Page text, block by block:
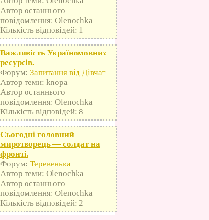
Автор останнього
повідомлення: Olenochka
Кількість відповідей: 1
Важливість Україномовних
ресурсів.
Форум: Запитання від Дівчат
Автор теми: knopa
Автор останнього
повідомлення: Olenochka
Кількість відповідей: 8
Сьогодні головний
миротворець — солдат на
фронті.
Форум: Теревенька
Автор теми: Olenochka
Автор останнього
повідомлення: Olenochka
Кількість відповідей: 2